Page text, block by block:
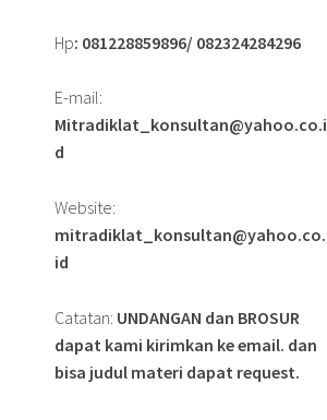
Hp: 081228859896/ 082324284296
E-mail:
Mitradiklat_konsultan@yahoo.co.i
d
Website:
mitradiklat_konsultan@yahoo.co.
id
Catatan: UNDANGAN dan BROSUR
dapat kami kirimkan ke email. dan
bisa judul materi dapat request.